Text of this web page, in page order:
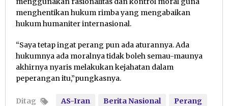
menghentikan hukum rimba yang mengabaikan
hukum humaniter internasional.
“Saya tetap ingat perang pun ada aturannya. Ada
hukumnya ada moralnya tidak boleh semau-maunya
akhirnya nyaris melakukan kejahatan dalam
peperangan itu,”pungkasnya.
Ditag AS-Iran Berita Nasional
Perang